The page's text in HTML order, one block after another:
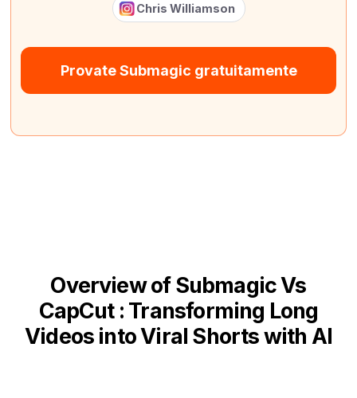
Chris Williamson
Provate Submagic gratuitamente
Overview of Submagic Vs
CapCut : Transforming Long
Videos into Viral Shorts with AI